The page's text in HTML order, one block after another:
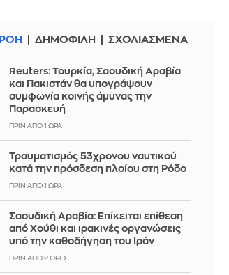
ΡΟΗ ΔΗΜΟΦΙΛΗ ΣΧΟΛΙΑΣΜΕΝΑ
Reuters: Τουρκία, Σαουδική Αραβία
και Πακιστάν θα υπογράψουν
συμφωνία κοινής άμυνας την
Παρασκευή
ΠΡΙΝ ΑΠΌ 1 ΏΡΑ
Τραυματισμός 53χρονου ναυτικού
κατά την πρόσδεση πλοίου στη Ρόδο
ΠΡΙΝ ΑΠΌ 1 ΏΡΑ
Σαουδική Αραβία: Επίκειται επίθεση
από Χούθι και ιρακινές οργανώσεις
υπό την καθοδήγηση του Ιράν
ΠΡΙΝ ΑΠΌ 2 ΏΡΕΣ